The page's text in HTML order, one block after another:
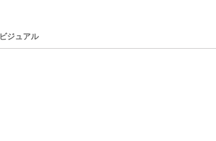
ビジュアル